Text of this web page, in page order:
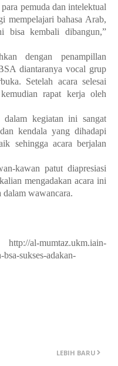
pemuda dan intelektual
mempelajari bahasa Arab,
bisa kembali dibangun,”
dengan penampillan
diantaranya vocal grup
Setelah acara selesai
rapat kerja oleh
kegiatan ini sangat
kendala yang dihadapi
sehingga acara berjalan
kawan patut diapresiasi
mengadakan acara ini
dalam wawancara.
sukses-adakan-
LEBIH BARU